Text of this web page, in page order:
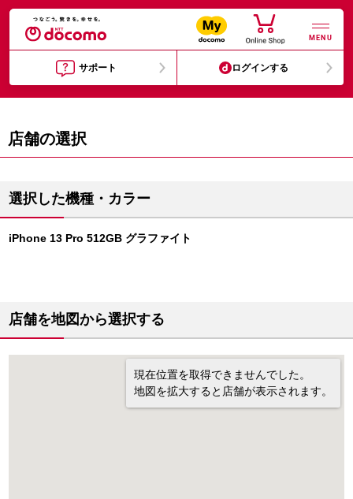
MENU
サポート ログインする
店舗の選択
選択した機種・カラー
iPhone 13 Pro 512GB グラファイト
店舗を地図から選択する
現在位置を取得できませんでした。
地図を拡大すると店舗が表示されます。